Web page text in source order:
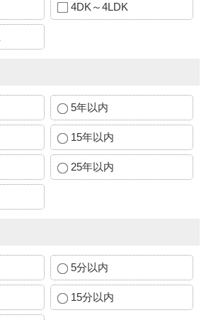
4DK～4LDK
5年以内
15年以内
25年以内
5分以内
15分以内